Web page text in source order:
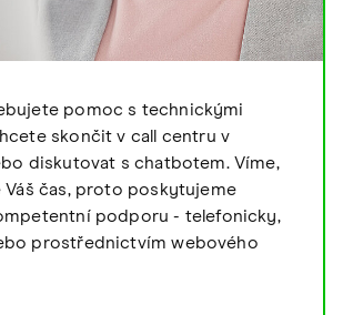
pomoc s technickými
skončit v call centru v
diskutovat s chatbotem. Víme,
Váš čas, proto poskytujeme
podporu - telefonicky,
prostřednictvím webového